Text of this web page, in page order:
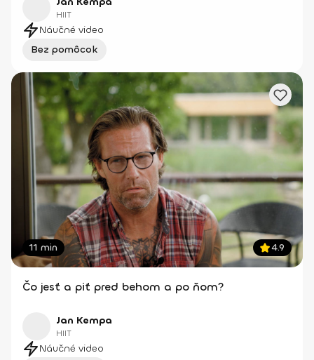
HIIT
Náučné video
Bez pomôcok
11 min 4.9
Čo jesť a piť pred behom a po ňom?
Jan Kempa
HIIT
Náučné video